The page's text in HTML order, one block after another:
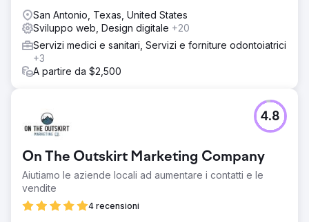
San Antonio, Texas, United States
Sviluppo web, Design digitale +20
Servizi medici e sanitari, Servizi e forniture odontoiatrici
+3
A partire da $2,500
On The Outskirt Marketing Company
Aiutiamo le aziende locali ad aumentare i contatti e le
vendite
4 recensioni
4.8